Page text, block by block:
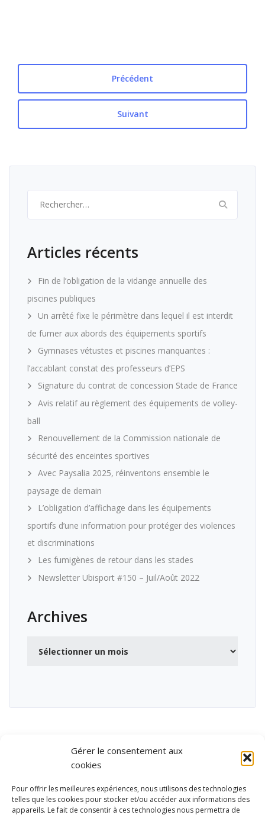
Gérer le consentement aux
cookies
Pour offrir les meilleures expériences, nous utilisons des technologies
telles que les cookies pour stocker et/ou accéder aux informations des
appareils. Le fait de consentir à ces technologies nous permettra de
Précédent
Suivant
Articles récents
Fin de l’obligation de la vidange annuelle des
piscines publiques
Un arrêté fixe le périmètre dans lequel il est interdit
de fumer aux abords des équipements sportifs
Gymnases vétustes et piscines manquantes :
l’accablant constat des professeurs d’EPS
Signature du contrat de concession Stade de France
Avis relatif au règlement des équipements de volley-
ball
Renouvellement de la Commission nationale de
sécurité des enceintes sportives
Avec Paysalia 2025, réinventons ensemble le
paysage de demain
L’obligation d’affichage dans les équipements
sportifs d’une information pour protéger des violences
et discriminations
Les fumigènes de retour dans les stades
Newsletter Ubisport #150 – Juil/Août 2022
Archives